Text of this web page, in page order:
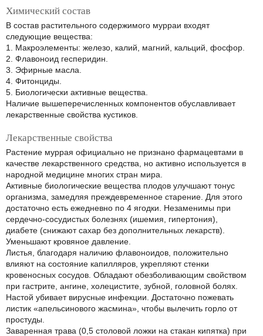
Химический состав
В состав растительного содержимого мурраи входят
следующие вещества:
1. Макроэлементы: железо, калий, магний, кальций, фосфор.
2. Флавоноид гесперидин.
3. Эфирные масла.
4. Фитонциды.
5. Биологически активные вещества.
Наличие вышеперечисленных компонентов обуславливает
лекарственные свойства кустиков.
Лекарственные свойства
Растение муррая официально не признано фармацевтами в
качестве лекарственного средства, но активно используется в
народной медицине многих стран мира.
Активные биологические вещества плодов улучшают тонус
организма, замедляя преждевременное старение. Для этого
достаточно есть ежедневно по 4 ягодки. Незаменимы при
сердечно-сосудистых болезнях (ишемия, гипертония),
диабете (снижают сахар без дополнительных лекарств).
Уменьшают кровяное давление.
Листья, благодаря наличию флавоноидов, положительно
влияют на состояние капилляров, укрепляют стенки
кровеносных сосудов. Обладают обезболивающим свойством
при гастрите, ангине, холецистите, зубной, головной болях.
Настой убивает вирусные инфекции. Достаточно пожевать
листик «апельсинового жасмина», чтобы вылечить горло от
простуды.
Заваренная трава (0,5 столовой ложки на стакан кипятка) при